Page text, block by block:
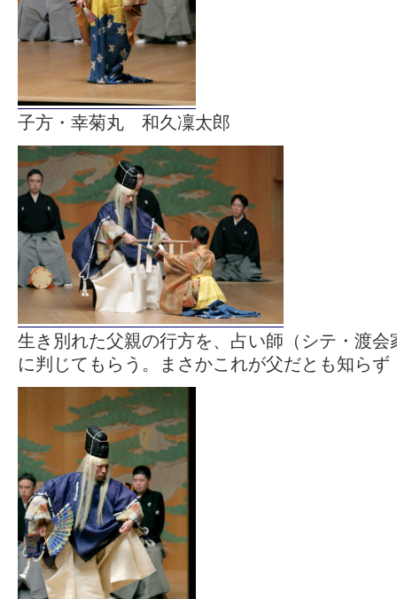
子方・幸菊丸 和久凜太郎
生き別れた父親の行方を、占い師（シテ・渡
に判じてもらう。まさかこれが父だとも知らず